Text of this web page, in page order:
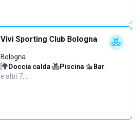
Vivi Sporting Club Bologna
Bologna
Doccia calda· Piscina· Bar·
e altri 7…